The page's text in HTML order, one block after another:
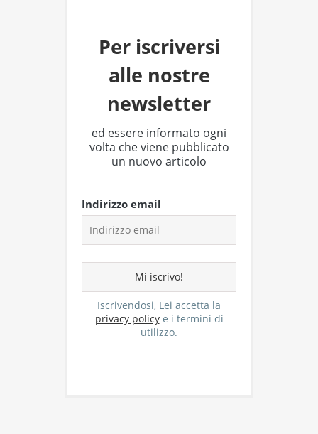
Per iscriversi
alle nostre
newsletter
ed essere informato ogni
volta che viene pubblicato
un nuovo articolo
Indirizzo email
Iscrivendosi, Lei accetta la
privacy policye i termini di
utilizzo.